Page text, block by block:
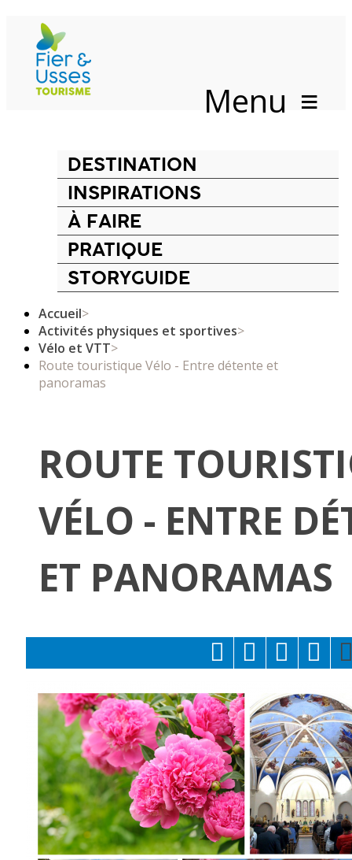
Menu
DESTINATION
INSPIRATIONS
À FAIRE
PRATIQUE
STORYGUIDE
Accueil>
Activités physiques et sportives>
Vélo et VTT>
Route touristique Vélo - Entre détente et
panoramas
ROUTE
VÉLO - ENTRE
ET PANORAMAS